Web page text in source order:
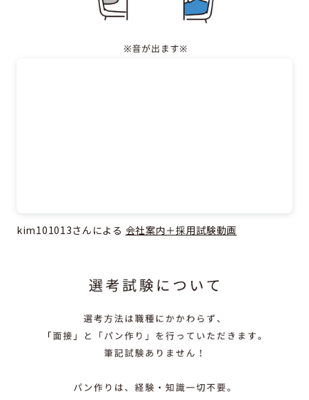
kim101013さんによる 会社案内＋採用試験動画